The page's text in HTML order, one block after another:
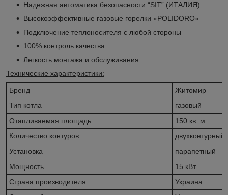
Надежная автоматика безопасности “SIT” (ИТАЛИЯ)
Высокоэффективные газовые горелки «POLIDORO»
Подключение теплоносителя с любой стороны
100% контроль качества
Легкость монтажа и обслуживания
Технические характеристики:
Бренд
Житомир
Тип котла
газовый
Отапливаемая площадь
150 кв. м.
Количество контуров
двухконтурный
Установка
парапетный
Мощность
15 кВт
Страна производителя
Украина